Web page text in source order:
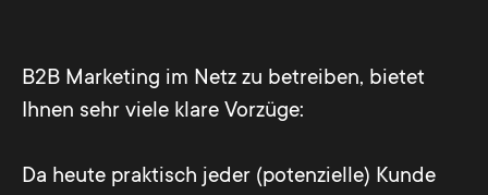
B2B Marketing im Netz zu betreiben, bietet
Ihnen sehr viele klare Vorzüge:
Da heute praktisch jeder (potenzielle) Kunde